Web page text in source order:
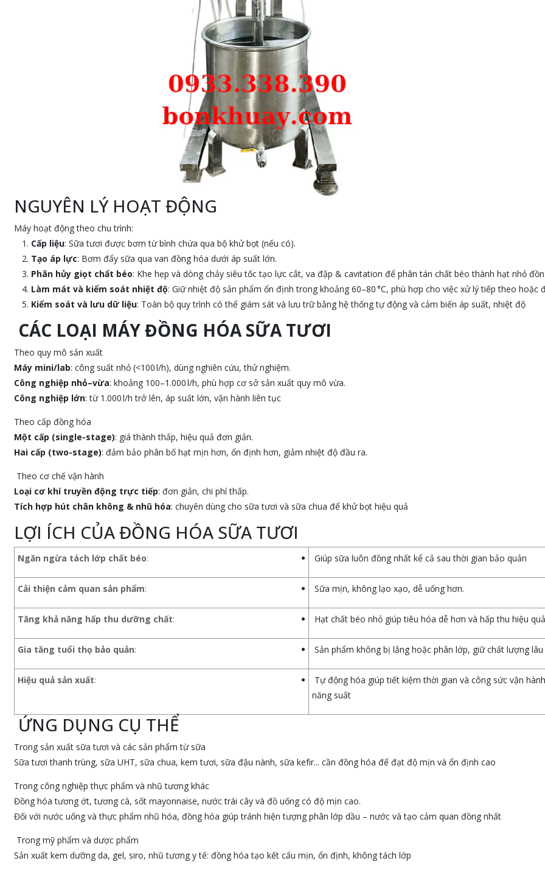
NGUYÊN LÝ HOẠT ĐỘNG
Máy hoạt động theo chu trình:
Cấp liệu: Sữa tươi được bơm từ bình chứa qua bộ khử bọt (nếu có).
Tạo áp lực: Bơm đẩy sữa qua van đồng hóa dưới áp suất lớn.
Phân hủy giọt chất béo: Khe hẹp và dòng chảy siêu tốc tạo lực cắt, va đập & cavitation để phân tán chất béo thành hạt nhỏ
Làm mát và kiểm soát nhiệt độ: Giữ nhiệt độ sản phẩm ổn định trong khoảng 60–80 °C, phù hợp cho việc xử lý tiếp theo hoặc
Kiểm soát và lưu dữ liệu: Toàn bộ quy trình có thể giám sát và lưu trữ bằng hệ thống tự động và cảm biến áp suất, nhiệt độ
CÁC LOẠI MÁY ĐỒNG HÓA SỮA TƯƠI
Theo quy mô sản xuất
Máy mini/lab: công suất nhỏ (<100 l/h), dùng nghiên cứu, thử nghiệm.
Công nghiệp nhỏ–vừa: khoảng 100–1.000 l/h, phù hợp cơ sở sản xuất quy mô vừa.
Công nghiệp lớn: từ 1.000 l/h trở lên, áp suất lớn, vận hành liên tục
Theo cấp đồng hóa
Một cấp (single-stage): giá thành thấp, hiệu quả đơn giản.
Hai cấp (two-stage): đảm bảo phân bố hạt mịn hơn, ổn định hơn, giảm nhiệt độ đầu ra.
Theo cơ chế vận hành
Loại cơ khí truyền động trực tiếp: đơn giản, chi phí thấp.
Tích hợp hút chân không & nhũ hóa: chuyên dùng cho sữa tươi và sữa chua để khử bọt hiệu quả
LỢI ÍCH CỦA ĐỒNG HÓA SỮA TƯƠI
Ngăn ngừa tách lớp chất béo: Giúp sữa luôn đồng nhất kể cả sau thời gian bảo quản
Cải thiện cảm quan sản phẩm: Sữa mịn, không lạo xạo, dễ uống hơn.
Tăng khả năng hấp thu dưỡng chất: Hạt chất béo nhỏ giúp tiêu hóa dễ hơn và hấp thu hiệu
Gia tăng tuổi thọ bảo quản: Sản phẩm không bị lắng hoặc phân lớp, giữ chất lượng lâu
Hiệu quả sản xuất:
Tự động hóa giúp tiết kiệm thời gian và công sức vận
năng suất
ỨNG DỤNG CỤ THỂ
Trong sản xuất sữa tươi và các sản phẩm từ sữa
Sữa tươi thanh trùng, sữa UHT, sữa chua, kem tươi, sữa đậu nành, sữa kefir... cần đồng hóa để đạt độ mịn và ổn định cao
Trong công nghiệp thực phẩm và nhũ tương khác
Đồng hóa tương ớt, tương cà, sốt mayonnaise, nước trái cây và đồ uống có độ mịn cao.
Đối với nước uống và thực phẩm nhũ hóa, đồng hóa giúp tránh hiện tượng phân lớp dầu – nước và tạo cảm quan đồng nhất
Trong mỹ phẩm và dược phẩm
Sản xuất kem dưỡng da, gel, siro, nhũ tương y tế: đồng hóa tạo kết cấu mịn, ổn định, không tách lớp